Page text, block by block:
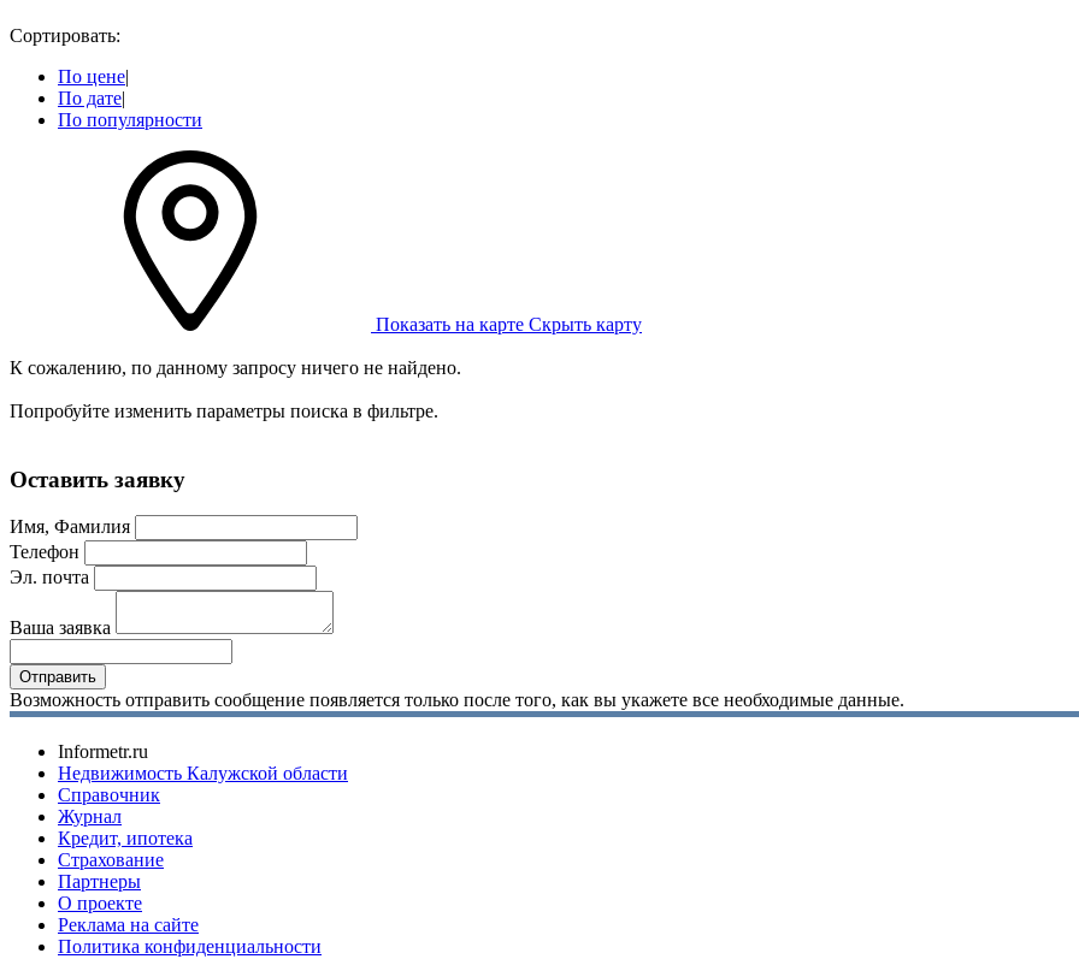
Сортировать:
По цене|
По дате|
По популярности
Показать на карте Скрыть карту
К сожалению, по данному запросу ничего не найдено.
Попробуйте изменить параметры поиска в фильтре.
Оставить заявку
Имя, Фамилия
Телефон
Эл. почта
Ваша заявка
Возможность отправить сообщение появляется только после того, как вы укажете все необходимые данные.
Informetr.ru
Недвижимость Калужской области
Справочник
Журнал
Кредит, ипотека
Страхование
Партнеры
O проекте
Реклама на сайте
Политика конфиденциальности